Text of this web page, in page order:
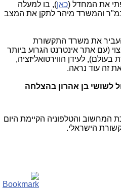
את המחדל (כאן), בו למעלה
והמשרד מיהר לתקן את המצב
את משרד התקשורת
(עם אתר אינטרנט הגרוע ביותר
לעידן הווירטואליזציה,
זה עוד נראה.
לשושי בן אהרון בהצלחה
המחשוב והטלפוניה הקיימת היום
הישראלי.